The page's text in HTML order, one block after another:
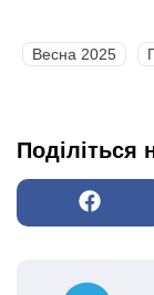
Весна 2025
Поділіться